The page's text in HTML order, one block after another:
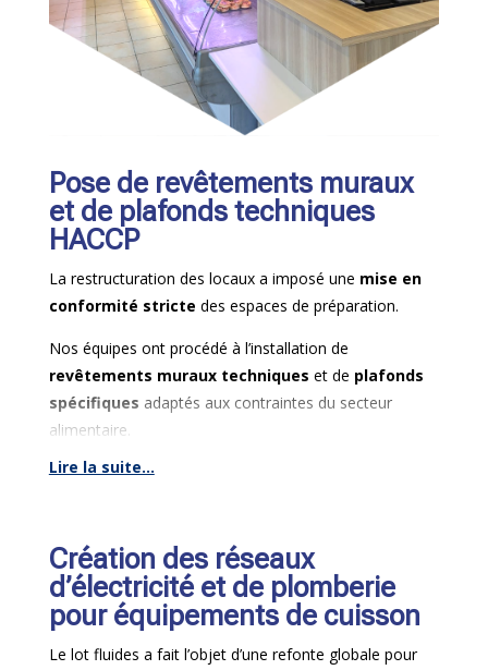
Pose de revêtements muraux
et de plafonds techniques
HACCP
La restructuration des locaux a imposé une mise en
conformité stricte des espaces de préparation.
Nos équipes ont procédé à l’installation de
revêtements muraux techniques et de plafonds
spécifiques adaptés aux contraintes du secteur
alimentaire.
Ces installations ont été sélectionnées et mises en
parfaitement étanche, lavable et sécurisé pour la
manipulation des denrées.
Lire la suite...
Création des réseaux
d’électricité et de plomberie
pour équipements de cuisson
Le lot fluides a fait l’objet d’une refonte globale pour